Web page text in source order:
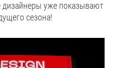
дизайнеры уже показывают
сезона!